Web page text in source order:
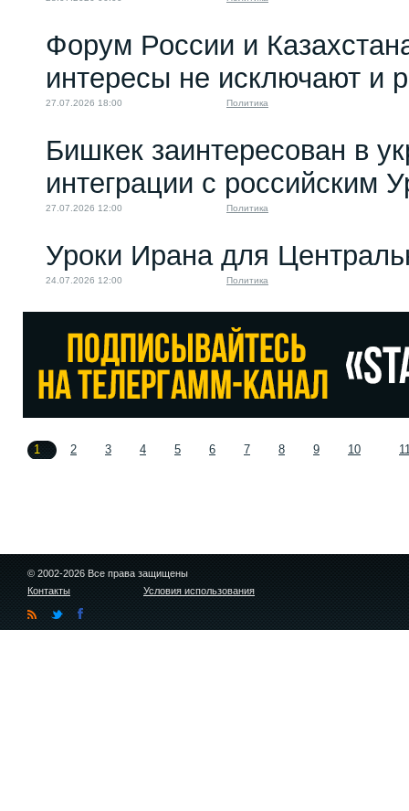
Форум России и
интересы не исключают и
27.07.2026 18:00 Политика
Бишкек заинтересован в
интеграции с российским
27.07.2026 12:00 Политика
Уроки Ирана для
24.07.2026 12:00 Политика
1 2 3 4 5 6 7 8 9 10
© 2002-2026 Все права защищены
Контакты
Условия использования